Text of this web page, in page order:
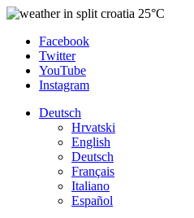
25°C
Facebook
Twitter
YouTube
Instagram
Deutsch
Hrvatski
English
Deutsch
Français
Italiano
Español